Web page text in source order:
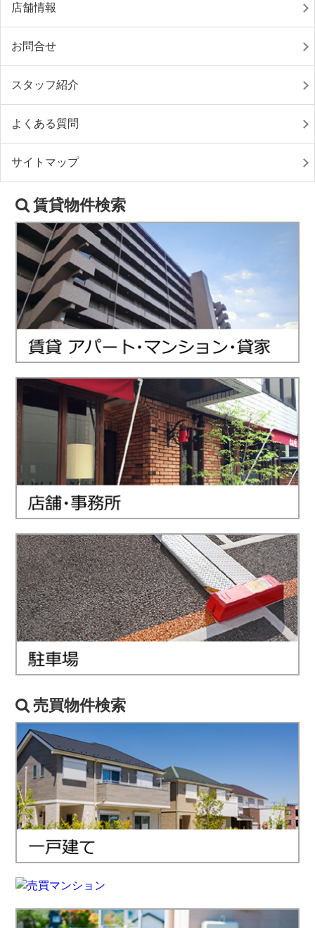
店舗情報
お問合せ
スタッフ紹介
よくある質問
サイトマップ
賃貸物件検索
売買物件検索